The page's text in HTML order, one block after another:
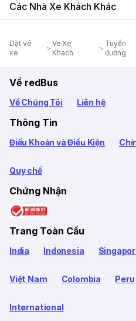
Các Nhà Xe Khách Khác
Dặt vé
xe
Ve Xe
Khach
Tuyến
đường
Về redBus
Về Chúng Tôi Liên hệ
Thông Tin
Điều Khoản và Điều Kiện
Quy chế
Chứng Nhận
Trang Toàn Cầu
India Indonesia
Việt Nam Colombia Peru
International